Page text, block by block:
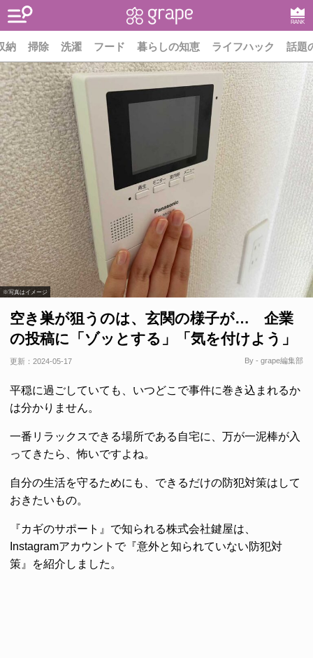
RANK
納 掃除 洗濯 フード 暮らしの知恵 ライフハック 話題
※写真はイメージ
空き巣が狙うのは、玄関の様子が… 企業
の投稿に「ゾッとする」「気を付けよう」
更新： 2024-05-17 By - grape編集部
平穏に過ごしていても、いつどこで事件に巻き込まれるか
は分かりません。
一番リラックスできる場所である自宅に、万が一泥棒が入
ってきたら、怖いですよね。
自分の生活を守るためにも、できるだけの防犯対策はして
おきたいもの。
『カギのサポート』で知られる株式会社鍵屋は、
Instagramアカウントで『意外と知られていない防犯対
策』を紹介しました。